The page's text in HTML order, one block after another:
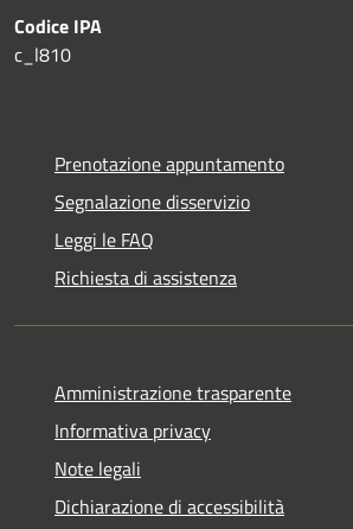
Codice IPA
c_l810
Prenotazione appuntamento
Segnalazione disservizio
Leggi le FAQ
Richiesta di assistenza
Amministrazione trasparente
Informativa privacy
Note legali
Dichiarazione di accessibilità